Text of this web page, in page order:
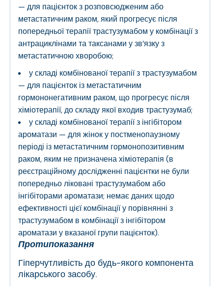
— для пацієнток з розповсюдженим або
метастатичним раком, який прогресує після
попередньої терапії трастузумабом у комбінації з
антрациклінами та таксанами у зв’язку з
метастатичною хворобою;
у складі комбінованої терапії з трастузумабом
— для пацієнток із метастатичним
гормононегативним раком, що прогресує після
хіміотерапії, до складу якої входив трастузумаб;
у складі комбінованої терапії з інгібітором
ароматази — для жінок у постменопаузному
періоді із метастатичним гормонопозитивним
раком, яким не призначена хіміотерапія (в
реєстраційному дослідженні пацієнтки не були
попередньо ліковані трастузумабом або
інгібіторами ароматази; немає даних щодо
ефективності цієї комбінації у порівнянні з
трастузумабом в комбінації з інгібітором
ароматази у вказаної групи пацієнток).
Протипоказання
Гіперчутливість до будь-якого компонента
лікарського засобу.